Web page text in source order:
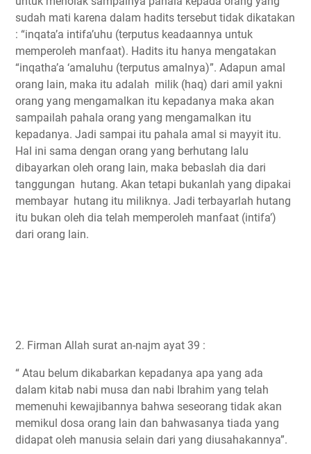
sudah mati karena dalam hadits tersebut tidak dikatakan
: “inqata’a intifa’uhu (terputus keadaannya untuk
memperoleh manfaat). Hadits itu hanya mengatakan
“inqatha’a ‘amaluhu (terputus amalnya)”. Adapun amal
orang lain, maka itu adalah milik (haq) dari amil yakni
orang yang mengamalkan itu kepadanya maka akan
sampailah pahala orang yang mengamalkan itu
kepadanya. Jadi sampai itu pahala amal si mayyit itu.
Hal ini sama dengan orang yang berhutang lalu
dibayarkan oleh orang lain, maka bebaslah dia dari
tanggungan hutang. Akan tetapi bukanlah yang dipakai
membayar hutang itu miliknya. Jadi terbayarlah hutang
itu bukan oleh dia telah memperoleh manfaat (intifa’)
dari orang lain.
2. Firman Allah surat an-najm ayat 39 :
“ Atau belum dikabarkan kepadanya apa yang ada
dalam kitab nabi musa dan nabi Ibrahim yang telah
memenuhi kewajibannya bahwa seseorang tidak akan
memikul dosa orang lain dan bahwasanya tiada yang
didapat oleh manusia selain dari yang diusahakannya”.